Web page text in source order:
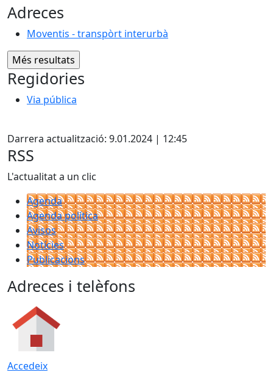
Adreces
Moventis - transpòrt interurbà
Regidories
Via pública
Darrera actualització: 9.01.2024 | 12:45
RSS
L'actualitat a un clic
Agenda
Agenda política
Avisos
Notícies
Publicacions
Adreces i telèfons
Accedeix